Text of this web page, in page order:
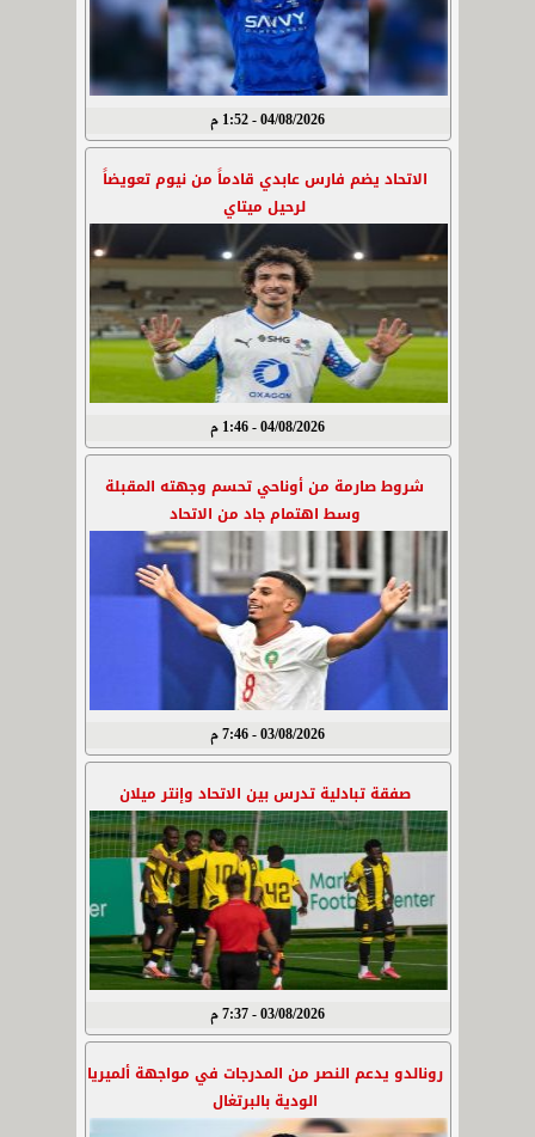
04/08/2026 - 1:52 م
الاتحاد يضم فارس عابدي قادماً من نيوم تعويضاً
لرحيل ميتاي
04/08/2026 - 1:46 م
شروط صارمة من أوناحي تحسم وجهته المقبلة
وسط اهتمام جاد من الاتحاد
03/08/2026 - 7:46 م
صفقة تبادلية تدرس بين الاتحاد وإنتر ميلان
03/08/2026 - 7:37 م
رونالدو يدعم النصر من المدرجات في مواجهة ألميريا
الودية بالبرتغال